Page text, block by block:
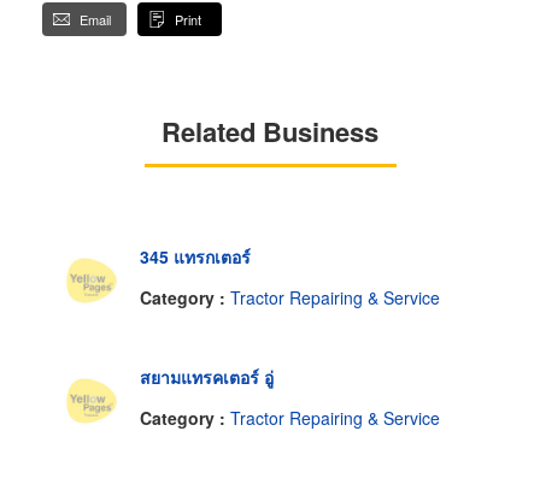
Email Print
Related Business
345 แทรกเตอร์
Category : Tractor Repairing & Service
สยามแทรคเตอร์ อู่
Category : Tractor Repairing & Service